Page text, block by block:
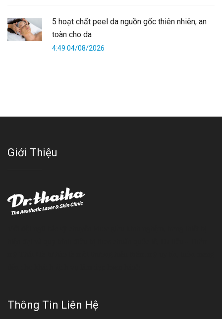
5 hoạt chất peel da nguồn gốc thiên nhiên, an
toàn cho da
4:49 04/08/2026
Giới Thiệu
Thông Tin Liên Hệ